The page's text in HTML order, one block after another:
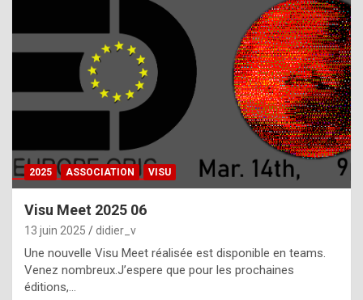
h
a
t
t
2025 ASSOCIATION VISU
Visu Meet 2025 06
13 juin 2025 didier_v
Une nouvelle Visu Meet réalisée est disponible en teams.
Venez nombreux.J’espere que pour les prochaines
éditions,…